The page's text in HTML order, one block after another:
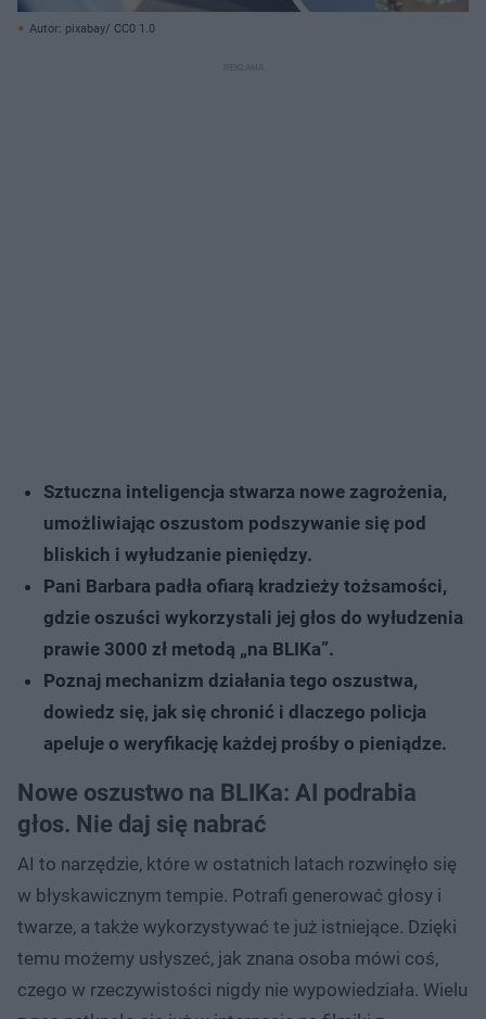
Autor: pixabay/ CC0 1.0
Sztuczna inteligencja stwarza nowe zagrożenia,
umożliwiając oszustom podszywanie się pod
bliskich i wyłudzanie pieniędzy.
Pani Barbara padła ofiarą kradzieży tożsamości,
gdzie oszuści wykorzystali jej głos do wyłudzenia
prawie 3000 zł metodą „na BLIKa”.
Poznaj mechanizm działania tego oszustwa,
dowiedz się, jak się chronić i dlaczego policja
apeluje o weryfikację każdej prośby o pieniądze.
Nowe oszustwo na BLIKa: AI podrabia
głos. Nie daj się nabrać
AI to narzędzie, które w ostatnich latach rozwinęło się
w błyskawicznym tempie. Potrafi generować głosy i
twarze, a także wykorzystywać te już istniejące. Dzięki
temu możemy usłyszeć, jak znana osoba mówi coś,
czego w rzeczywistości nigdy nie wypowiedziała. Wielu